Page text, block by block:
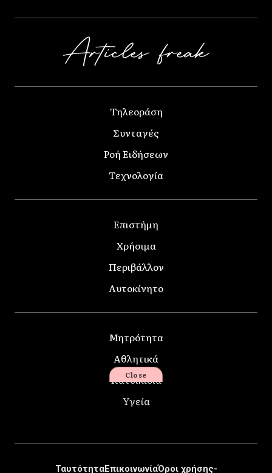
Τηλεοράση
Συνταγές
Ροή Ειδήσεων
Τεχνολογία
Επιστήμη
Χρήσιμα
Περιβάλλον
Αυτοκίνητο
Μητρότητα
Αθλητικά
Κατοικίδια
Υγεία
ΤαυτότηταΕπικοινωνίαΌροι χρήσης-
Close